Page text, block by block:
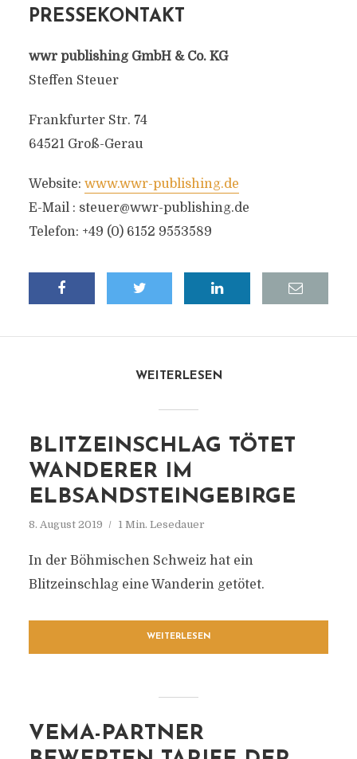
PRESSEKONTAKT
wwr publishing GmbH & Co. KG
Steffen Steuer
Frankfurter Str. 74
64521 Groß-Gerau
Website: www.wwr-publishing.de
E-Mail : steuer@wwr-publishing.de
Telefon: +49 (0) 6152 9553589
WEITERLESEN
BLITZEINSCHLAG TÖTET
WANDERER IM
ELBSANDSTEINGEBIRGE
8. August 2019 1 Min. Lesedauer
In der Böhmischen Schweiz hat ein
Blitzeinschlag eine Wanderin getötet.
WEITERLESEN
VEMA-PARTNER